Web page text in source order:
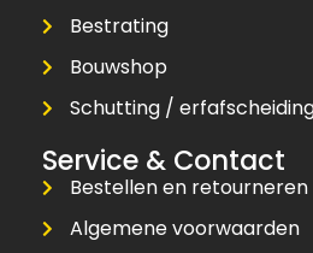
Bestrating
Bouwshop
Schutting /
Service & Contact
Bestellen en retourneren
Algemene voorwaarden